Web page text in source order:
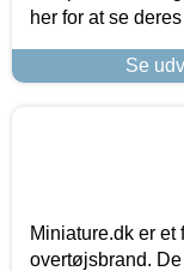
her for at se
Se
Miniature.dk er
overtøjsbrand.